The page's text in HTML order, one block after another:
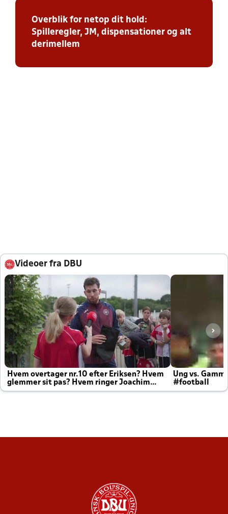
Overblik for netop dit hold:
Spilleregler, JM, dispensationer og alt
derimellem
Videoer fra DBU
Hvem overtager nr.10 efter Eriksen? Hvem
glemmer sit pas? Hvem ringer Joachim
altid til efter kampe?
Ung vs.
#football